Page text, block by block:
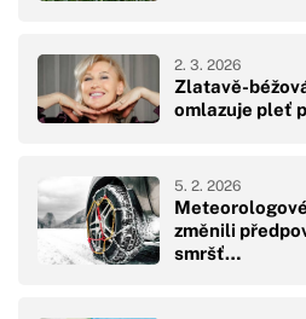
Zlatavě-
omlazuje pleť
2. 3. 2026
změnili
smršť…
5. 2. 2026